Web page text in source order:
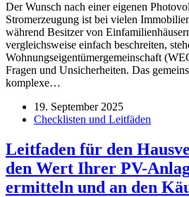
Der Wunsch nach einer eigenen
Stromerzeugung ist bei vielen
während Besitzer von
vergleichsweise einfach beschreiten,
Wohnungseigentümergemeinschaft
Fragen und Unsicherheiten. Das
komplexe…
19. September 2025
Checklisten und Leitfäden
Leitfaden für den
den Wert Ihrer PV-
ermitteln und an den